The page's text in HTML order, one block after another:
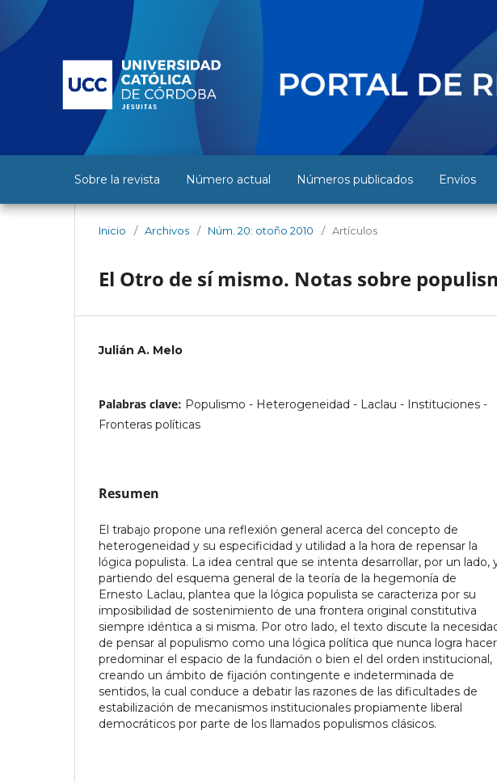
Sobre la revista Número actual Números publicados Envíos
Inicio / Archivos / Núm. 20: otoño 2010 / Artículos
El Otro de sí mismo. Notas sobre
Julián A. Melo
Palabras clave: Populismo - Heterogeneidad - Laclau - Instituciones -
Fronteras políticas
Resumen
El trabajo propone una reflexión general acerca del concepto de
heterogeneidad y su especificidad y utilidad a la hora de repensar la
lógica populista. La idea central que se intenta desarrollar, por un lado,
partiendo del esquema general de la teoría de la hegemonía de
Ernesto Laclau, plantea que la lógica populista se caracteriza por su
imposibilidad de sostenimiento de una frontera original constitutiva
siempre idéntica a si misma. Por otro lado, el texto discute la
de pensar al populismo como una lógica política que nunca logra hacer
predominar el espacio de la fundación o bien el del orden institucional,
creando un ámbito de fijación contingente e indeterminada de
sentidos, la cual conduce a debatir las razones de las dificultades de
estabilización de mecanismos institucionales propiamente liberal
democráticos por parte de los llamados populismos clásicos.